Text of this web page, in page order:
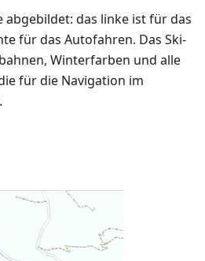
abgebildet: das linke ist für das
für das Autofahren. Das Ski-
Winterfarben und alle
für die Navigation im